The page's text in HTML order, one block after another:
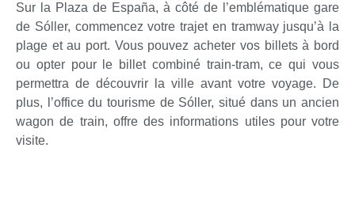
Sur la Plaza de España, à côté de l’emblématique gare
de Sóller, commencez votre trajet en tramway jusqu’à la
plage et au port. Vous pouvez acheter vos billets à bord
ou opter pour le billet combiné train-tram, ce qui vous
permettra de découvrir la ville avant votre voyage. De
plus, l’office du tourisme de Sóller, situé dans un ancien
wagon de train, offre des informations utiles pour votre
visite.